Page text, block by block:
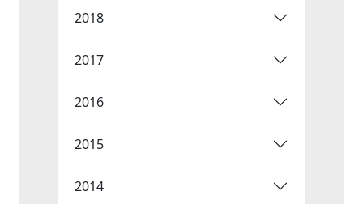
2018
2017
2016
2015
2014